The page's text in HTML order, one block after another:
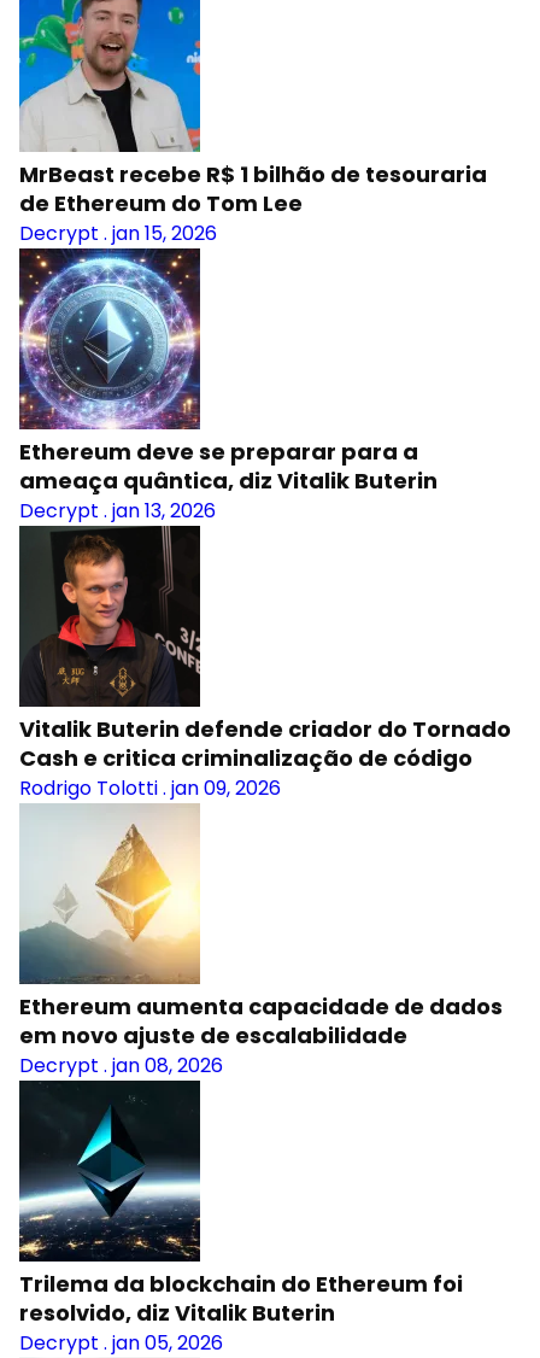
MrBeast recebe R$ 1 bilhão de tesouraria
de Ethereum do Tom Lee
Decrypt . jan 15, 2026
Ethereum deve se preparar para a
ameaça quântica, diz Vitalik Buterin
Decrypt . jan 13, 2026
Vitalik Buterin defende criador do Tornado
Cash e critica criminalização de código
Rodrigo Tolotti. jan 09, 2026
Ethereum aumenta capacidade de dados
em novo ajuste de escalabilidade
Decrypt . jan 08, 2026
Trilema da blockchain do Ethereum foi
resolvido, diz Vitalik Buterin
Decrypt . jan 05, 2026